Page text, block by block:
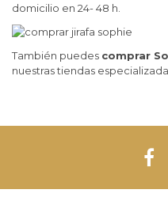
domicilio en 24- 48 h.
También puedes comprar
nuestras tiendas